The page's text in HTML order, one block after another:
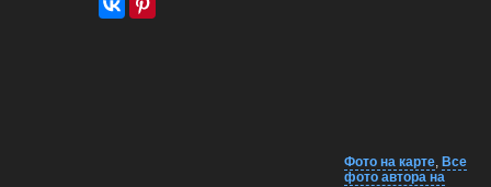
Фото на карте, Все
фото автора на